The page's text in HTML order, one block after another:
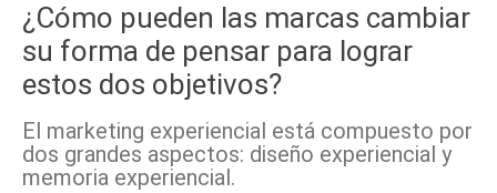
¿Cómo pueden las marcas cambiar
su forma de pensar para lograr
estos dos objetivos?
El marketing experiencial está compuesto por
dos grandes aspectos: diseño experiencial y
memoria experiencial.